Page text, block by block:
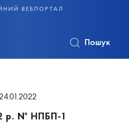
вебпортал
Пошук
р. № НПБП-1